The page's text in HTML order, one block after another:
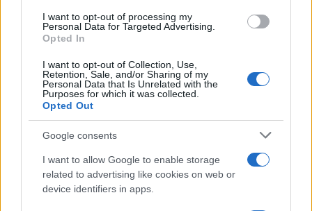
consent section.
I want to opt-out of processing my
Personal Data for Targeted Advertising.
Opted In
I want to opt-out of Collection, Use,
Retention, Sale, and/or Sharing of my
Personal Data that Is Unrelated with the
Purposes for which it was collected.
Opted Out
Google consents
I want to allow Google to enable storage
related to advertising like cookies on web or
device identifiers in apps.